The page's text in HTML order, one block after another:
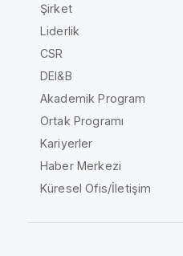
Şirket
Liderlik
CSR
DEI&B
Akademik Program
Ortak Programı
Kariyerler
Haber Merkezi
Küresel Ofis/İletişim